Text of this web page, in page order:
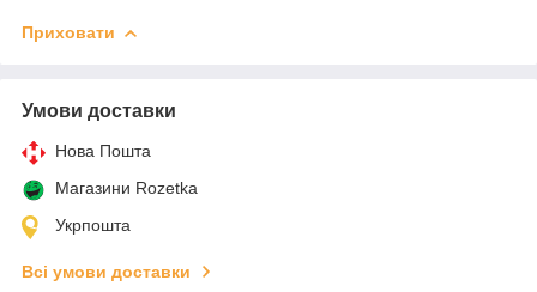
Приховати
Умови доставки
Нова Пошта
Магазини Rozetka
Укрпошта
Всі умови доставки